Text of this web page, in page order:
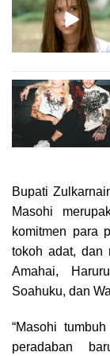
Bupati
Masohi
komitmen para
tokoh adat, dan
Amahai,
Soahuku, dan
“Masohi
peradaban